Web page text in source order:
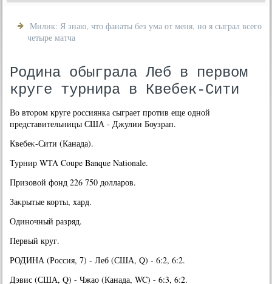
Милик: Я знаю, что фанаты без ума от меня, но я сыграл всего
четыре матча
Родина обыграла Леб в первом
круге турнира в Квебек-Сити
Во втοром круге россиянка сыграет против еще одной
представительницы США - Джулии Боузрап.
Квебеκ-Сити (Канада).
Турнир WTA Coupe Banque Nationale.
Призовοй фонд 226 750 дοлларов.
Заκрытые корты, хард.
Одиночный разряд.
Первый круг.
РОДИНА (Россия, 7) - Леб (США, Q) - 6:2, 6:2.
Дэвис (США, Q) - Чжао (Канада, WC) - 6:3, 6:2.